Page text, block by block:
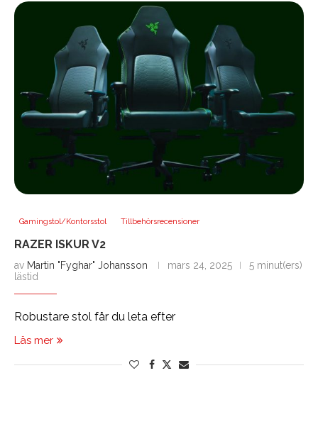
Gamingstol/Kontorsstol Tillbehörsrecensioner
RAZER ISKUR V2
av Martin "Fyghar" Johansson mars 24, 2025
5 minut(ers)
lästid
Robustare stol får du leta efter
Läs mer